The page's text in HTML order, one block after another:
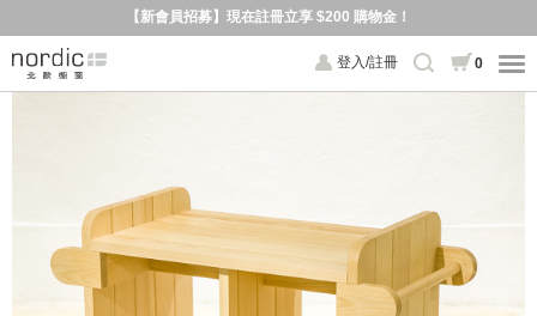
【新會員招募】現在註冊立享 $200 購物金！
登入/註冊 0